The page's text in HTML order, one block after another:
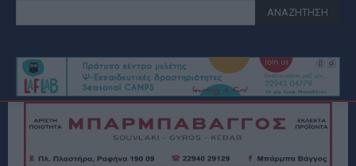
ΑΝΑΖΗΤΗΣΗ